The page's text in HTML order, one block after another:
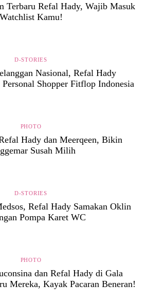
Terbaru Refal Hady, Wajib Masuk
Watchlist Kamu!
D-STORIES
Nasional, Refal Hady
Personal Shopper Fitflop Indonesia
PHOTO
Hady dan Meerqeen, Bikin
Susah Milih
D-STORIES
Refal Hady Samakan Oklin
Pompa Karet WC
PHOTO
dan Refal Hady di Gala
Mereka, Kayak Pacaran Beneran!